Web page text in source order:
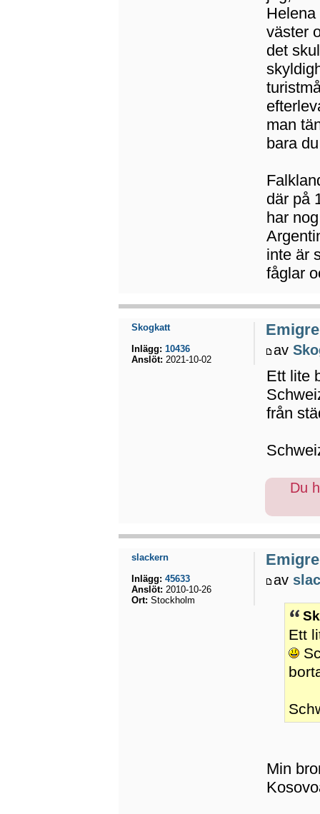
väster
det
man
bara
där på
har
inte är
fåglar
av
Ett lite
från
Du
Skogkatt
Inlägg: 10436
Anslöt: 2021-10-02
av
Ett
Min
slackern
Inlägg: 45633
Anslöt: 2010-10-26
Ort: Stockholm